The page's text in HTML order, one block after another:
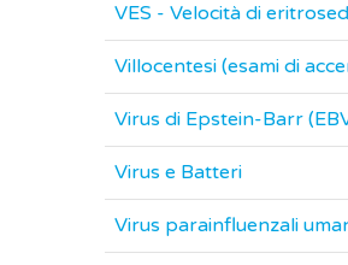
VES - Velocità di
Villocentesi (esami di
Virus di Epstein-Barr
Virus e Batteri
Virus parainfluenzali